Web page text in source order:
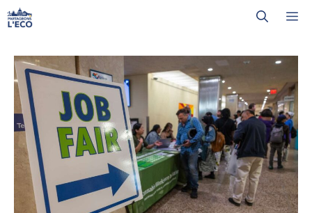
Aller
au